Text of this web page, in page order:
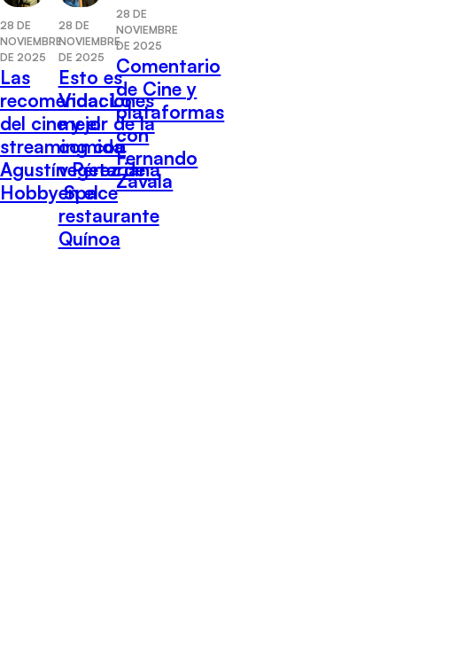
28 DE
NOVIEMBRE
DE 2025
Las
recomendaciones
del cine y el
streaming con
Agustín Pérez de
Hobby Space
28 DE
NOVIEMBRE
DE 2025
Esto es
Vida: Lo
mejor de la
comida
vegetariana
en el
restaurante
Quínoa
28 DE
NOVIEMBRE
DE 2025
Comentario
de Cine y
plataformas
con
Fernando
Zavala